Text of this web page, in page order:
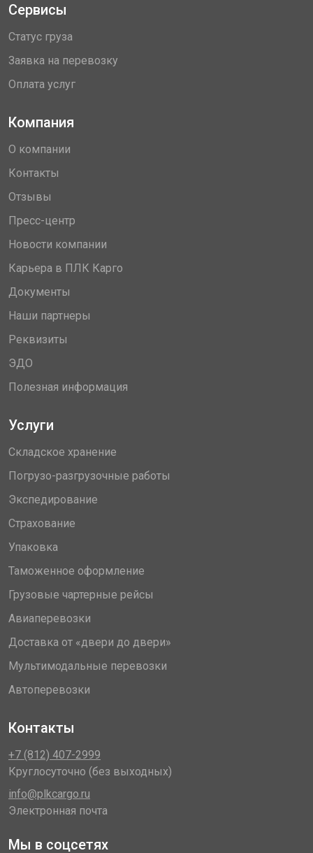
Сервисы
Статус груза
Заявка на перевозку
Оплата услуг
Компания
О компании
Контакты
Отзывы
Пресс-центр
Новости компании
Карьера в ПЛК Карго
Документы
Наши партнеры
Реквизиты
ЭДО
Полезная информация
Услуги
Складское хранение
Погрузо-разгрузочные работы
Экспедирование
Страхование
Упаковка
Таможенное оформление
Грузовые чартерные рейсы
Авиаперевозки
Доставка от «двери до двери»
Мультимодальные перевозки
Автоперевозки
Контакты
+7 (812) 407-2999
Круглосуточно (без выходных)
info@plkcargo.ru
Электронная почта
Мы в соцсетях